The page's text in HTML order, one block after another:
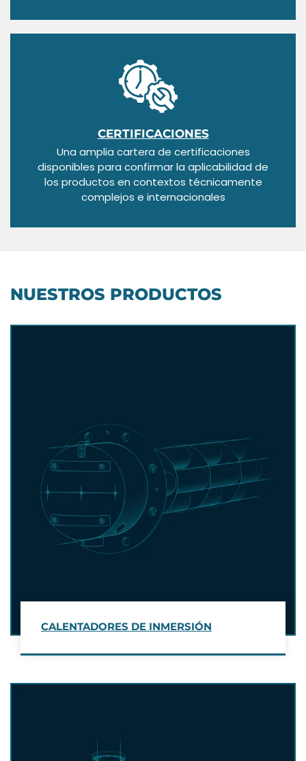
CERTIFICACIONES
Una amplia cartera de certificaciones
disponibles para confirmar la aplicabilidad de
los productos en contextos técnicamente
complejos e internacionales
NUESTROS PRODUCTOS
CALENTADORES DE INMERSIÓN